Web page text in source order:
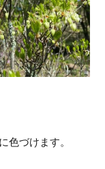
色づけます。